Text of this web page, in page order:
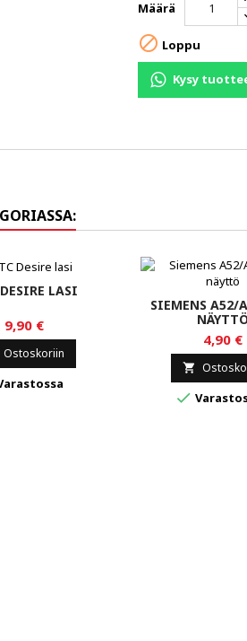
Määrä
 Loppu
Kysy
LASI
9,90 €
Ostoskoriin
SIEMENS A52/
4,90 €

